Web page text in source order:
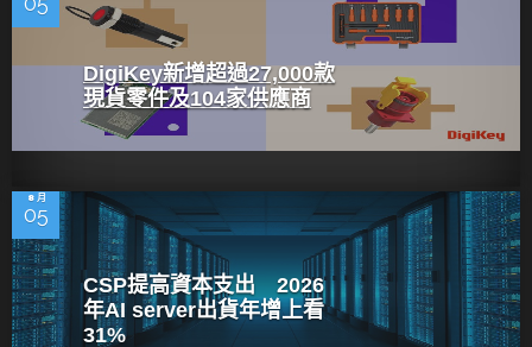
DigiKey新增超過27,000款
現貨零件及104家供應商
8 月
05
CSP提高資本支出 2026
年AI server出貨年增上看
31%